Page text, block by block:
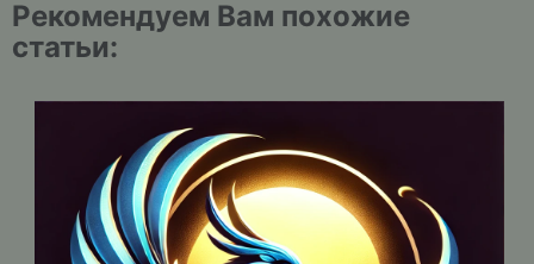
Рекомендуем Вам похожие
статьи: